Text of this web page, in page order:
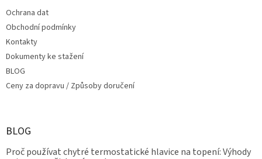
Ochrana dat
Obchodní podmínky
Kontakty
Dokumenty ke stažení
BLOG
Ceny za dopravu / Způsoby doručení
BLOG
Proč používat chytré termostatické hlavice na topení: Výhody